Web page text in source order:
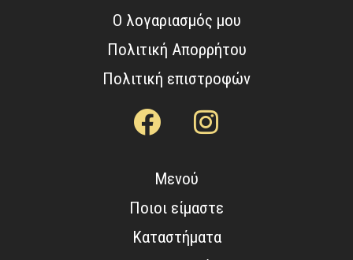
Μενού
Ποιοι είμαστε
Καταστήματα
Ο λογαριασμός μου
Πολιτική Απορρήτου
Πολιτική επιστροφών